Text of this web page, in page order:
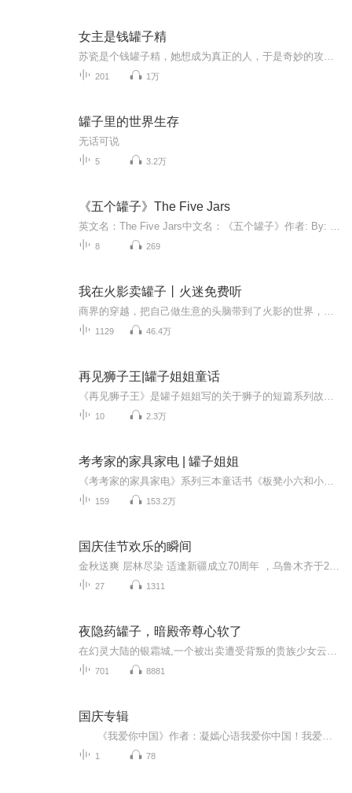
女主是钱罐子精
201 1万
罐子里的世界生存
无话可说
5 3.2万
《五个罐子》The Five Jars
8 269
我在火影卖罐子丨火迷免费听
1129 46.4万
再见狮子王|罐子姐姐童话
10 2.3万
考考家的家具家电 | 罐子姐姐
159 153.2万
国庆佳节欢乐的瞬间
27 1311
夜隐药罐子，暗殿帝尊心软了
701 8881
国庆专辑
1 78